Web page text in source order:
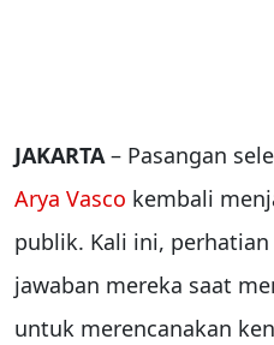
JAKARTA– Pasangan
Arya Vasco kembali
publik. Kali ini,
jawaban mereka saat
untuk merencanakan